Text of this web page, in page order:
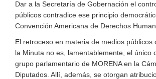
Dar a la Secretaría de Gobernación el
públicos contradice ese principio
Convención Americana de Derechos
El retroceso en materia de medios públicos
la Minuta no es, lamentablemente, el único
grupo parlamentario de MORENA en la
Diputados. Allí, además, se otorgan